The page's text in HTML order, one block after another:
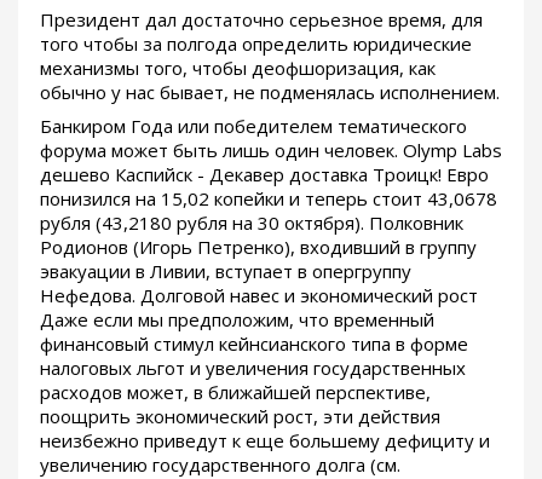
Президент дал достаточно серьезное время, для
того чтобы за полгода определить юридические
механизмы того, чтобы деофшоризация, как
обычно у нас бывает, не подменялась исполнением.
Банкиром Года или победителем тематического
форума может быть лишь один человек. Olymp Labs
дешево Каспийск - Декавер доставка Троицк! Евро
понизился на 15,02 копейки и теперь стоит 43,0678
рубля (43,2180 рубля на 30 октября). Полковник
Родионов (Игорь Петренко), входивший в группу
эвакуации в Ливии, вступает в опергруппу
Нефедова. Долговой навес и экономический рост
Даже если мы предположим, что временный
финансовый стимул кейнсианского типа в форме
налоговых льгот и увеличения государственных
расходов может, в ближайшей перспективе,
поощрить экономический рост, эти действия
неизбежно приведут к еще большему дефициту и
увеличению государственного долга (см.